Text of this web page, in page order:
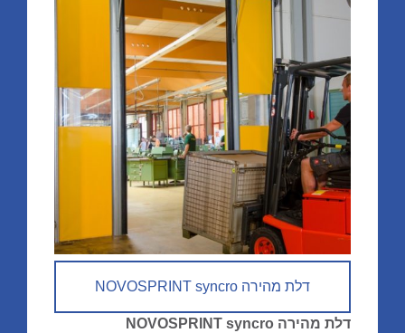
דלת מהירה NOVOSPRINT syncro
דלת מהירה NOVOSPRINT syncro